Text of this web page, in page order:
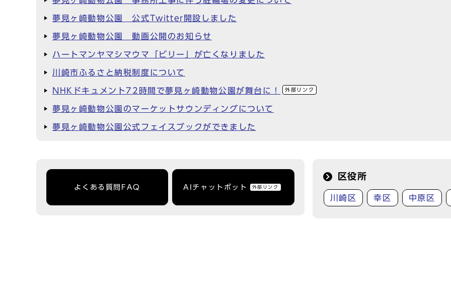
夢見ヶ崎動物公園 公式Twitter開設しました
夢見ヶ崎動物公園 動画公開のお知らせ
ハートマンヤマシマウマ「ビリー」が亡くなりました
川崎市ふるさと納税制度について
NHKドキュメント72時間で夢見ヶ崎動物公園が舞台に！ 外部リンク
夢見ヶ崎動物公園のマーケットサウンディングについて
夢見ヶ崎動物公園公式フェイスブックができました
よくある質問FAQ AIチャットボット 外部リンク
区役所
川崎区 幸区 中原区